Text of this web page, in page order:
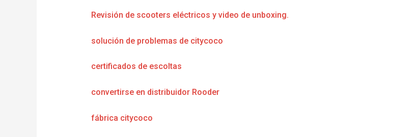
Revisión de scooters eléctricos y video de unboxing.
solución de problemas de citycoco
certificados de escoltas
convertirse en distribuidor Rooder
fábrica citycoco